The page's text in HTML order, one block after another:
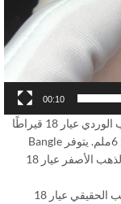
00:10
من الذهب الوردي عيار 18 قيراطًا
مع الماس بإجمالي 0.15 قيراط وزن الذهب 21 جرام: 6ملم. يتوفر Bangle
Move Noa أيضًا من الذهب الأبيض عيار 18 قيراطًا والذهب الأصفر عيار 18
نحن نقدم مجوهرات فاخرة مصنوعة خصيصًا من الذهب الحقيقي عيار 18